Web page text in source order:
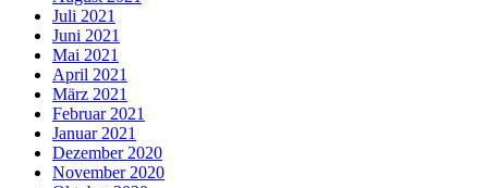
Juli 2021
Juni 2021
Mai 2021
April 2021
März 2021
Februar 2021
Januar 2021
Dezember 2020
November 2020